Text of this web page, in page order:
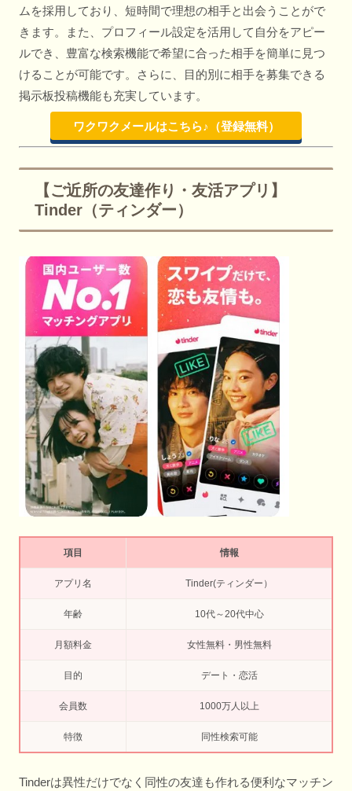
ムを採用しており、短時間で理想の相手と出会うことがで
きます。また、プロフィール設定を活用して自分をアピー
ルでき、豊富な検索機能で希望に合った相手を簡単に見つ
けることが可能です。さらに、目的別に相手を募集できる
掲示板投稿機能も充実しています。
ワクワクメールはこちら♪（登録無料）
【ご近所の友達作り・友活アプリ】
Tinder（ティンダー）
項目 情報
アプリ名 Tinder(ティンダー）
年齢 10代～20代中心
月額料金 女性無料・男性無料
目的 デート・恋活
会員数 1000万人以上
特徴 同性検索可能
Tinderは異性だけでなく同性の友達も作れる便利なマッチン